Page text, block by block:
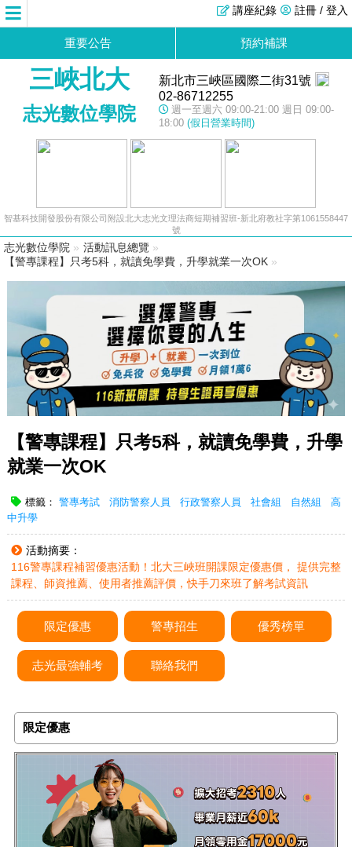
註冊 / 登入
講座紀錄
重要公告 預約補課
三峽北大
志光數位學院
新北市三峽區國際二街31號
02-86712255
週一至週六 09:00-21:00 週日 09:00-
18:00 (假日營業時間)
智基科技開發股份有限公司附設北大志光文理法商短期補習班-新北府教社字第1061558447
號
志光數位學院 » 活動訊息總覽 »
【警專課程】只考5科，就讀免學費，升學就業一次OK »
【警專課程】只考5科，就讀免學費，升學
就業一次OK
標籤： 警專考試 消防警察人員 行政警察人員 社會組 自然組
高
中升學
活動摘要：
116警專課程補習優惠活動！北大三峽班開課限定優惠價， 提供完整
課程、師資推薦、使用者推薦評價，快手刀來班了解考試資訊
限定優惠 警專招生 優秀榜單
志光最強輔考 聯絡我們
限定優惠